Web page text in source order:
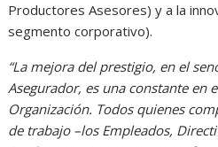
Productores Asesores) y a la
segmento corporativo).
“La mejora del prestigio, en el
Asegurador, es una constante en
Organización. Todos quienes
de trabajo –los Empleados,